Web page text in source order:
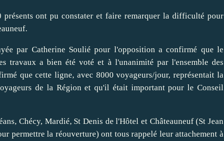
présents ont pu constater et faire remarquer la difficulté pour
par Catherine Soulié pour l'opposition a confirmé que le
travaux a bien été voté et à l'unanimité par l'ensemble des
que cette ligne, avec 8000 voyageurs/jour, représentait la
de la Région et qu'il était important pour le Conseil
Chécy, Mardié, St Denis de l'Hôtel et Châteauneuf (St Jean
permettre la réouverture) ont tous rappelé leur attachement à